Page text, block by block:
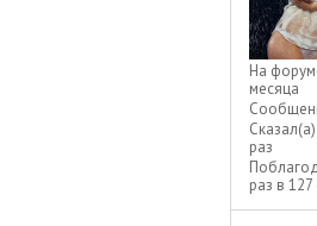
На
месяца
раз
раз в